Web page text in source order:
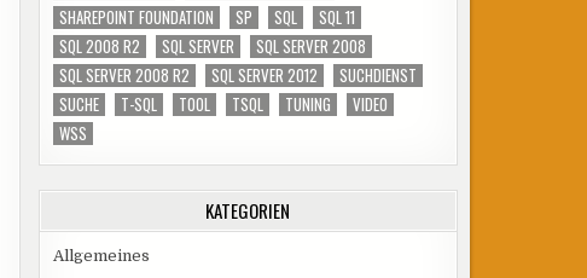
SHAREPOINT FOUNDATION
SP SQL
SQL 11
SQL 2008 R2
SQL SERVER
SQL SERVER 2008
SQL SERVER 2008 R2
SQL SERVER 2012
SUCHDIENST
SUCHE
T-SQL TOOL TSQL TUNING
VIDEO
WSS
KATEGORIEN
Allgemeines